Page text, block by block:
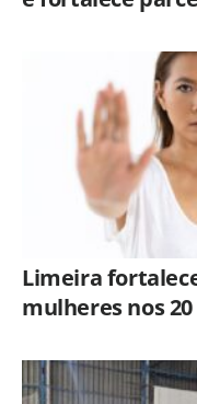
Limeira
mulheres nos